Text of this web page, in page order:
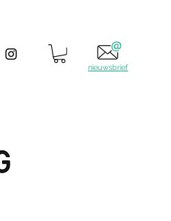
nieuwsbrief